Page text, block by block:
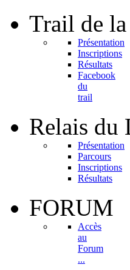
Trail de
Présentation
Inscriptions
Résultats
Facebook
du
trail
Relais du
Présentation
Parcours
Inscriptions
Résultats
FORUM
Accès
au
Forum
...